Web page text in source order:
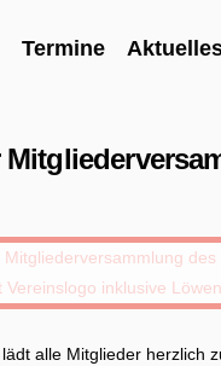
Termine
alle Mitglieder herzlich